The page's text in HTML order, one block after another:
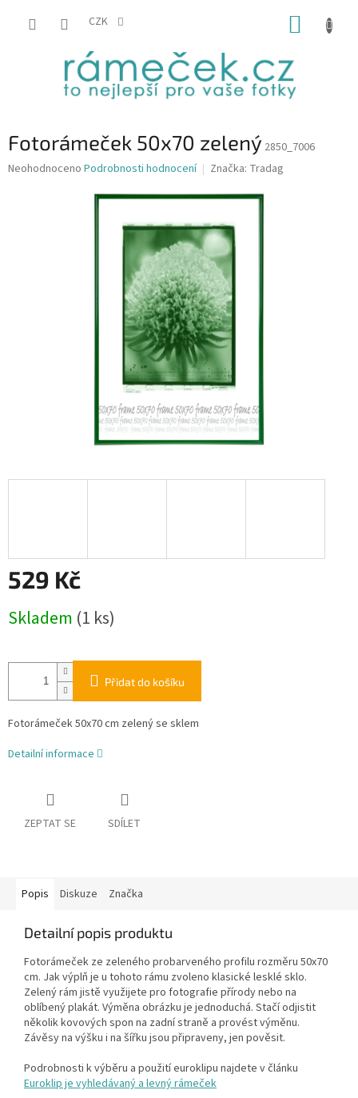
CZK
Fotorámeček 50x70 zelený 2850_7006
Průměrné
Neohodnoceno Podrobnosti hodnocení Značka: Tradag
529 Kč
cena:
Skladem (1 ks)
Přidat do košíku
Fotorámeček 50x70 cm zelený se sklem
Detailní informace
ZEPTAT SE SDÍLET
Popis Diskuze Značka
Detailní popis produktu
Fotorámeček ze zeleného probarveného profilu rozměru 50x70
cm. Jak výplň je u tohoto rámu zvoleno klasické lesklé sklo.
Zelený rám jistě využijete pro fotografie přírody nebo na
oblíbený plakát. Výměna obrázku je jednoduchá. Stačí odjistit
několik kovových spon na zadní straně a provést výměnu.
Závěsy na výšku i na šířku jsou připraveny, jen pověsit.
Podrobnosti k výběru a použití euroklipu najdete v článku
Euroklip je vyhledávaný a levný rámeček